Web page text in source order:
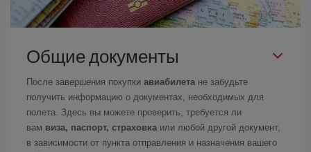
Общие документы
После завершения покупки авиабилета не забудьте
получить информацию о документах, необходимых для
полета. Здесь вы можете проверить, требуется ли
вам виза, паспорт, страховка или любой другой документ,
в зависимости от пункта отправления и назначения вашего